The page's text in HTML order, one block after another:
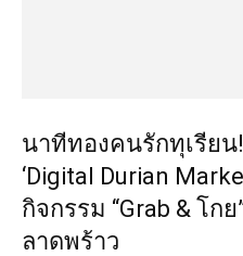
นาทีทองคนรักทุเรียน
‘Digital Durian
กิจกรรม “Grab & โก
ลาดพร้าว